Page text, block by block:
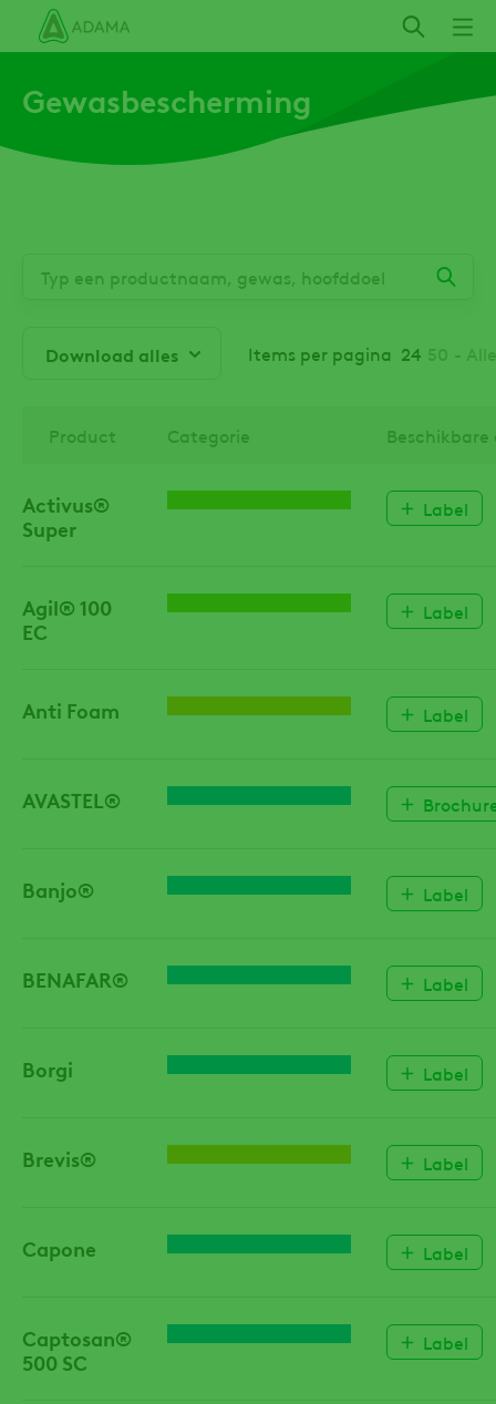
Overslaan
inhoud
gaan
Gewasbescherming
Download alles Items per pagina 24 50 -
Product Categorie
Activus®
Super
Label
Agil® 100
EC
Label
Anti Foam Label
AVASTEL®
Banjo® Label
BENAFAR® Label
Borgi Label
Brevis® Label
Capone Label
Captosan®
500 SC
Label